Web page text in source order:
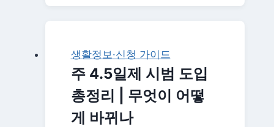
정
리
증
생활정보·신청 가이드
주 4.5일제 시범 도입
총정리 | 무엇이 어떻
게 바뀌나